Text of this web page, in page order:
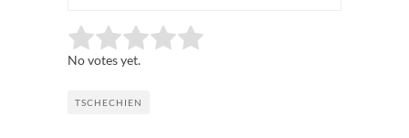
Rate this item: Submit Rating
No votes yet.
TSCHECHIEN